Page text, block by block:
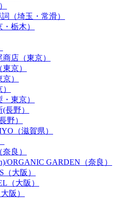
（埼玉・常滑）
栃木）
店（東京）
京）
）
東京）
長野）
野）
（滋賀県）
良）
ORGANIC GARDEN（奈良）
大阪）
（大阪）
阪）